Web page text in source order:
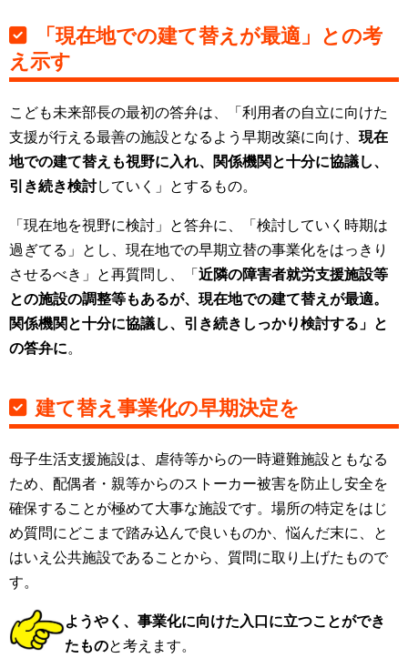
「現在地での建て替えが最適」との考
え示す
こども未来部長の最初の答弁は、「利用者の自立に向けた
支援が行える最善の施設となるよう早期改築に向け、 現在
地での建て替えも視野に入れ、関係機関と十分に協議し、
引き続き検討していく」とするもの。
「現在地を視野に検討」と答弁に、「検討していく時期は
過ぎてる」とし、現在地での早期立替の事業化をはっきり
させるべき」と再質問し、「 近隣の障害者就労支援施設等
との施設の調整等もあるが、現在地での建て替えが最適。
関係機関と十分に協議し、引き続きしっかり検討する」と
の答弁に。
建て替え事業化の早期決定を
母子生活支援施設は、虐待等からの一時避難施設ともなる
ため、配偶者・親等からのストーカー被害を防止し安全を
確保することが極めて大事な施設です。場所の特定をはじ
め質問にどこまで踏み込んで良いものか、悩んだ末に、と
はいえ公共施設であることから、質問に取り上げたもので
す。
ようやく、事業化に向けた入口に立つことができ
たものと考えます。